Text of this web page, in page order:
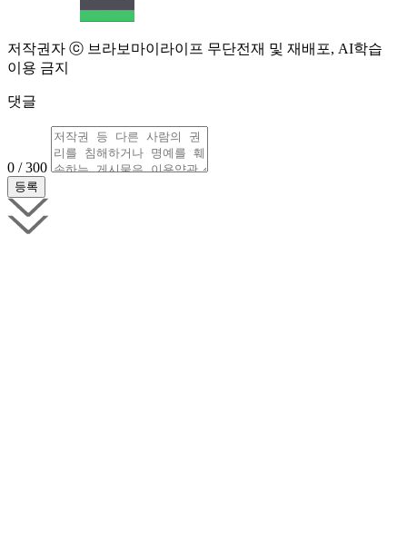
저작권자 ⓒ 브라보마이라이프 무단전재 및 재배포, AI학습
이용 금지
댓글
0 / 300